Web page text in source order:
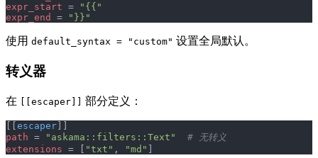
expr_start =
"{{"
expr_end
= "}}"
使用 default_syntax = "custom" 设置全局默认。
转义器
在 [[escaper]] 部分定义：
[[escaper]]
path = "askama::filters::Text"
  # 无转义
extensions = [ "txt" , "md" ]